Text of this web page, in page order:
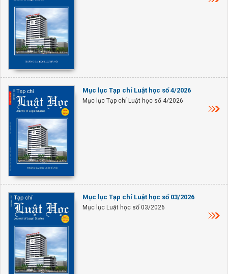
Mục lục Tạp chí Luật học số 4/2026
Mục lục Tạp chí Luật học số 4/2026
Mục lục Tạp chí Luật học số 03/2026
Mục lục Luật học số 03/2026